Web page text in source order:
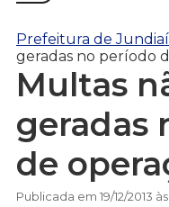
Prefeitura de Jundiaí
geradas no período
Multas
geradas
de
Publicada em 19/12/2013 às